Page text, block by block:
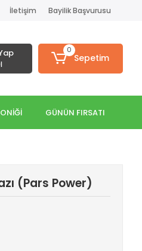
İletişim Bayilik Başvurusu
0
Sepetim
GÜNÜN FIRSATI
(Pars Power)